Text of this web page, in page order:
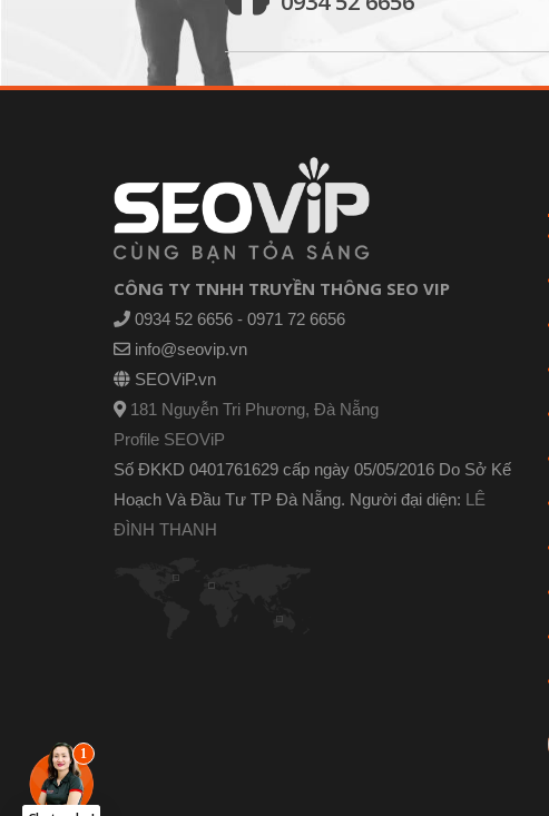
CÔNG TY TNHH TRUYỀN THÔNG SEO VIP
0934 52 6656 - 0971 72 6656
info@seovip.vn
SEOViP.vn
181 Nguyễn Tri Phương, Đà Nẵng
Profile SEOViP
Số ĐKKD 0401761629 cấp ngày 05/05/2016 Do Sở Kế
Hoạch Và Đầu Tư TP Đà Nẵng. Người đại diện: LÊ
ĐÌNH THANH